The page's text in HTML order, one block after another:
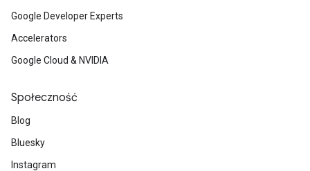
Google Developer Experts
Accelerators
Google Cloud & NVIDIA
Społeczność
Blog
Bluesky
Instagram